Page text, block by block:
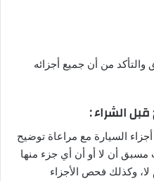
من أن جميع أجزائه
السيارة مع مراعاة توضيح
أن لا أو أن أي جزء منها
وكذلك فحص الأجزاء